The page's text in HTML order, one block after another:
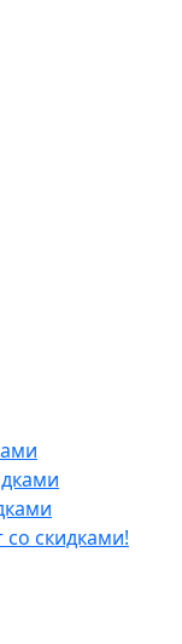
скидками!